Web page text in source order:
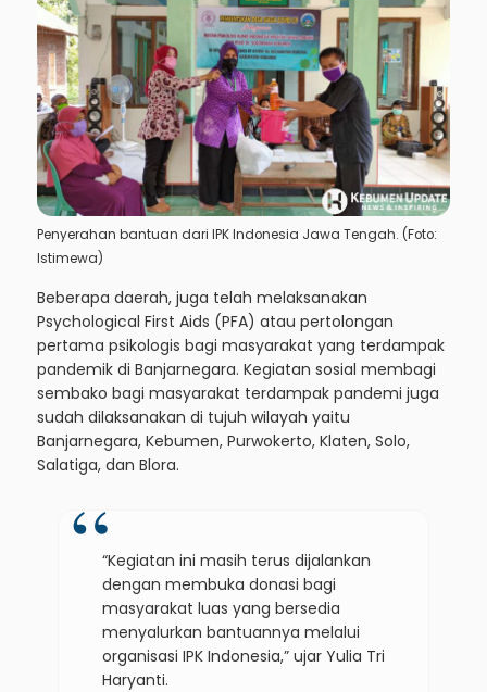
Penyerahan bantuan dari IPK Indonesia Jawa Tengah. (Foto:
Istimewa)
Beberapa daerah, juga telah melaksanakan
Psychological First Aids (PFA) atau pertolongan
pertama psikologis bagi masyarakat yang terdampak
pandemik di Banjarnegara. Kegiatan sosial membagi
sembako bagi masyarakat terdampak pandemi juga
sudah dilaksanakan di tujuh wilayah yaitu
Banjarnegara, Kebumen, Purwokerto, Klaten, Solo,
Salatiga, dan Blora.
“Kegiatan ini masih terus dijalankan
dengan membuka donasi bagi
masyarakat luas yang bersedia
menyalurkan bantuannya melalui
organisasi IPK Indonesia,” ujar Yulia Tri
Haryanti.